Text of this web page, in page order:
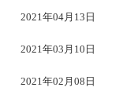
2021年04月13日
2021年03月10日
2021年02月08日